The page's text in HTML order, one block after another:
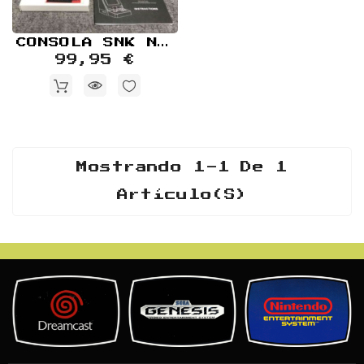
Retro
Informática
Videojuegos
CONSOLA SNK NEO GEO MINI JAP CON CAJA
99,95 €
Mostrando 1-1 De 1
Artículo(s)